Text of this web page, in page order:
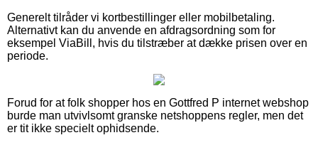
Generelt tilråder vi kortbestillinger eller mobilbetaling.
Alternativt kan du anvende en afdragsordning som for
eksempel ViaBill, hvis du tilstræber at dække prisen over en
periode.
Forud for at folk shopper hos en Gottfred P internet webshop
burde man utvivlsomt granske netshoppens regler, men det
er tit ikke specielt ophidsende.